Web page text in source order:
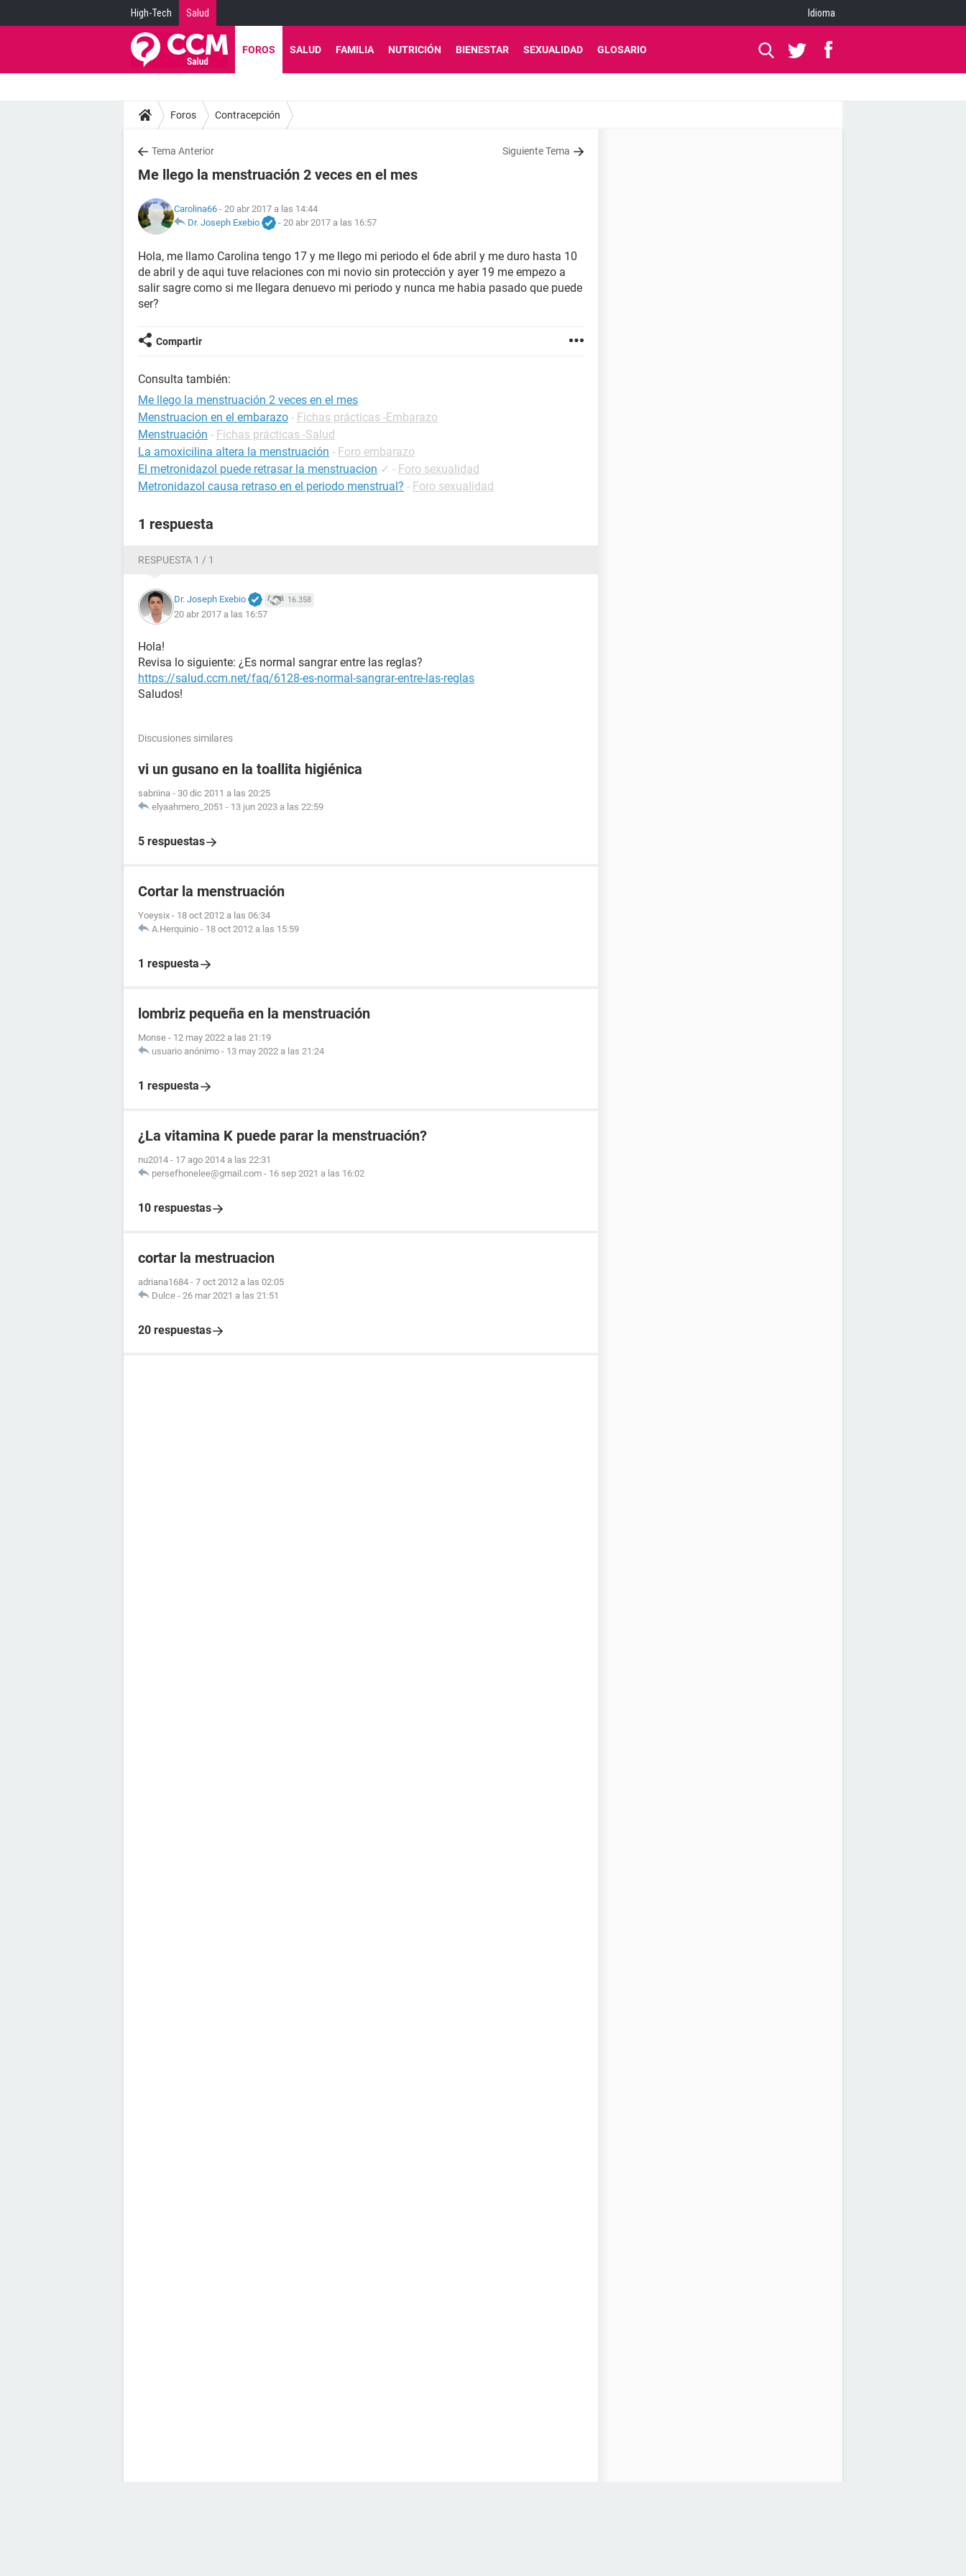
High-Tech Salud Idioma
FOROS SALUD FAMILIA NUTRICIÓN BIENESTAR SEXUALIDAD GLOSARIO
Foros Contracepción
Tema Anterior Siguiente Tema
Me llego la menstruación 2 veces en el mes
Carolina66 - 20 abr 2017 a las 14:44
Dr. Joseph Exebio
- 20 abr 2017 a las 16:57
Hola, me llamo Carolina tengo 17 y me llego mi periodo el 6de abril y me duro hasta 10
de abril y de aqui tuve relaciones con mi novio sin protección y ayer 19 me empezo a
salir sagre como si me llegara denuevo mi periodo y nunca me habia pasado que puede
ser?
Compartir
Consulta también:
Me llego la menstruación 2 veces en el mes
Menstruacion en el embarazo - Fichas prácticas -Embarazo
Menstruación - Fichas prácticas -Salud
La amoxicilina altera la menstruación - Foro embarazo
El metronidazol puede retrasar la menstruacion ✓ - Foro sexualidad
Metronidazol causa retraso en el periodo menstrual? - Foro sexualidad
1 respuesta
RESPUESTA 1 / 1
Dr. Joseph Exebio 16.358
20 abr 2017 a las 16:57
Hola!
Revisa lo siguiente: ¿Es normal sangrar entre las reglas?
https://salud.ccm.net/faq/6128-es-normal-sangrar-entre-las-reglas
Saludos!
Discusiones similares
vi un gusano en la toallita higiénica
sabriina - 30 dic 2011 a las 20:25
elyaahmero_2051 - 13 jun 2023 a las 22:59
5 respuestas
Cortar la menstruación
Yoeysix - 18 oct 2012 a las 06:34
A.Herquinio - 18 oct 2012 a las 15:59
1 respuesta
lombriz pequeña en la menstruación
Monse - 12 may 2022 a las 21:19
usuario anónimo - 13 may 2022 a las 21:24
1 respuesta
¿La vitamina K puede parar la menstruación?
nu2014 - 17 ago 2014 a las 22:31
persefhonelee@gmail.com - 16 sep 2021 a las 16:02
10 respuestas
cortar la mestruacion
adriana1684 - 7 oct 2012 a las 02:05
Dulce - 26 mar 2021 a las 21:51
20 respuestas